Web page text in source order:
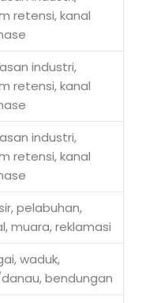
retensi, kanal
industri,
retensi, kanal
industri,
retensi, kanal
pelabuhan,
muara, reklamasi
waduk,
bendungan